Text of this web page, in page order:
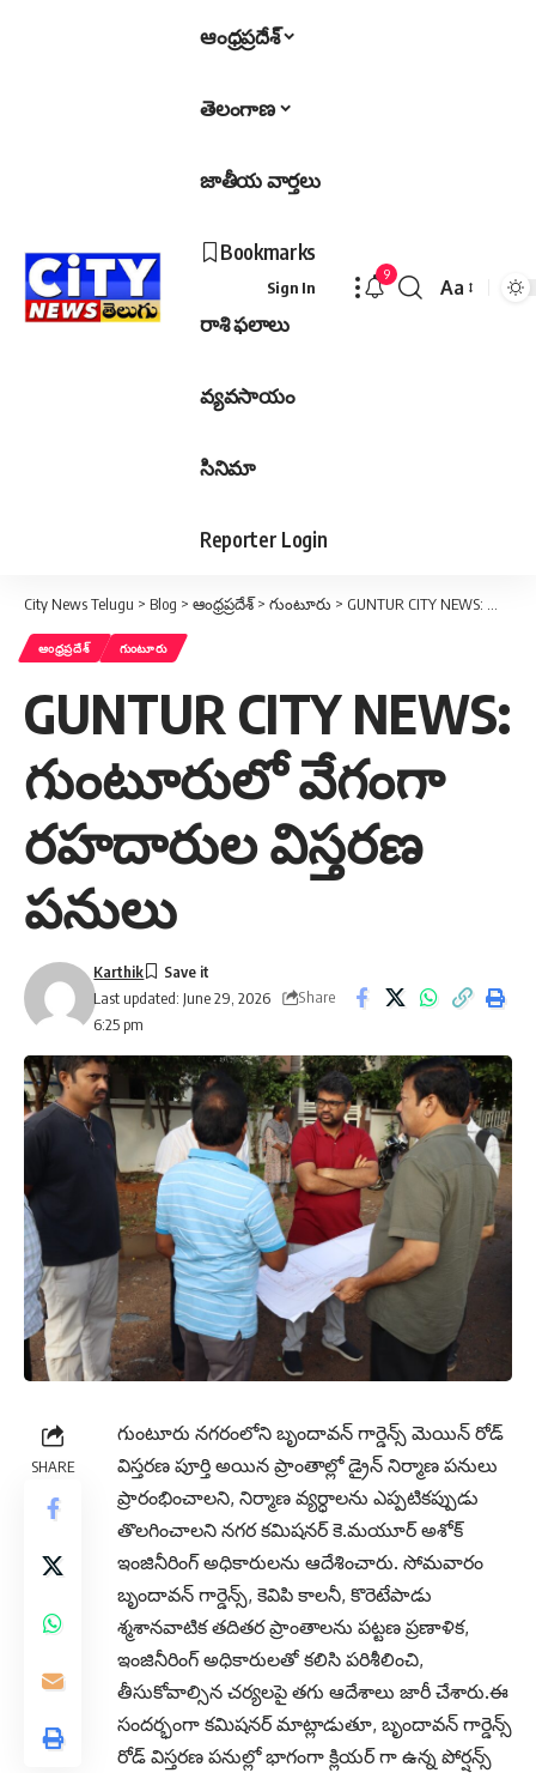
ఆంధ్రప్రదేశ్
తెలంగాణ
జాతీయ వార్తలు
Bookmarks
రాశి ఫలాలు
వ్యవసాయం
సినిమా
Reporter Login
Sign In
9
Font
Aa
City News Telugu > Blog > ఆంధ్రప్రదేశ్> గుంటూరు > GUNTUR CITY NEWS: గుంటూరులో వేగంగా రహదారుల విస్తరణ పనులు
ఆంధ్రప్రదేశ్ గుంటూరు
GUNTUR CITY NEWS:
గుంటూరులో వేగంగా
రహదారుల విస్తరణ
పనులు
Last updated: June 29, 2026
6:25 pm
Karthik
Share
SHARE
గుంటూరు నగరంలోని బృందావన్ గార్డెన్స్ మెయిన్ రోడ్
విస్తరణ పూర్తి అయిన ప్రాంతాల్లో డ్రైన్ నిర్మాణ పనులు
ప్రారంభించాలని, నిర్మాణ వ్యర్ధాలను ఎప్పటికప్పుడు
తొలగించాలని నగర కమిషనర్ కె.మయూర్ అశోక్
ఇంజినీరింగ్ అధికారులను ఆదేశించారు. సోమవారం
బృందావన్ గార్డెన్స్, కెవిపి కాలనీ, కొరెటేపాడు
శ్మశానవాటిక తదితర ప్రాంతాలను పట్టణ ప్రణాళిక,
ఇంజినీరింగ్ అధికారులతో కలిసి పరిశీలించి,
తీసుకోవాల్సిన చర్యలపై తగు ఆదేశాలు జారీ చేశారు.ఈ
సందర్భంగా కమిషనర్ మాట్లాడుతూ, బృందావన్ గార్డెన్స్
రోడ్ విస్తరణ పనుల్లో భాగంగా క్లియర్ గా ఉన్న పోర్షన్స్